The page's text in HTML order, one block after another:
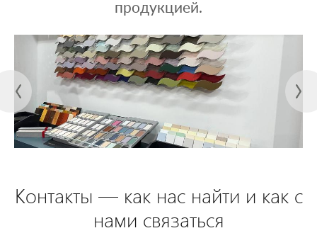
продукцией.
Контакты — как нас найти и как с
нами связаться